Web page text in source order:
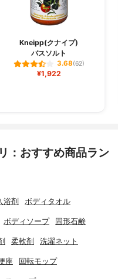
Kneipp(クナイプ)
バスソルト
3.68(62)
¥1,922
：おすすめ商品ラン
浴剤 ボディタオル
ボディソープ 固形石鹸
柔軟剤 洗濯ネット
座 回転モップ